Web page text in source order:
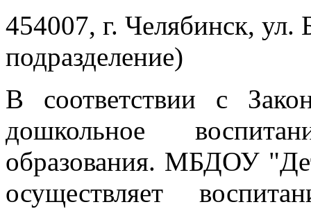
454007, г. Челябинск, ул.
подразделение)
В соответствии с
дошкольное
образования. МБДОУ
осуществляет